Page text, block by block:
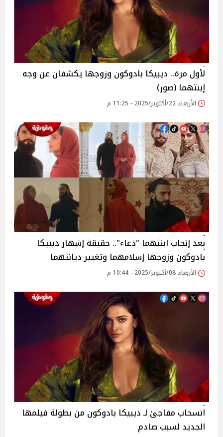
لأول مرة.. ديبيكا بادوكون وزوجها يكشفان عن وجه
إبنتهما (صور)
الأربعاء 22/أكتوبر/2025 - 11:25 م
بعد إنجاب ابنتهما "دعاء".. حقيقة إشهار ديبيكا
بادوكون وزوجها إسلامهما وتغيير ديانتهما
الأربعاء 08/أكتوبر/2025 - 10:44 م
انسحاب مفاجئ لـ ديبيكا بادوكون من بطولة فيلمها
الجديد لسبب صادم